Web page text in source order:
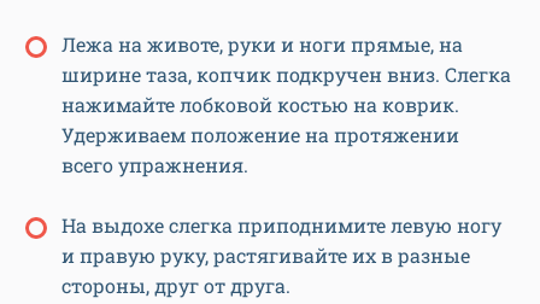
Лежа на животе, руки и ноги прямые, на
ширине таза, копчик подкручен вниз. Слегка
нажимайте лобковой костью на коврик.
Удерживаем положение на протяжении
всего упражнения.
На выдохе слегка приподнимите левую ногу
и правую руку, растягивайте их в разные
стороны, друг от друга.